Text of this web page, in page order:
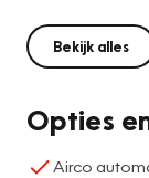
Bekijk alles
Opties
Airco